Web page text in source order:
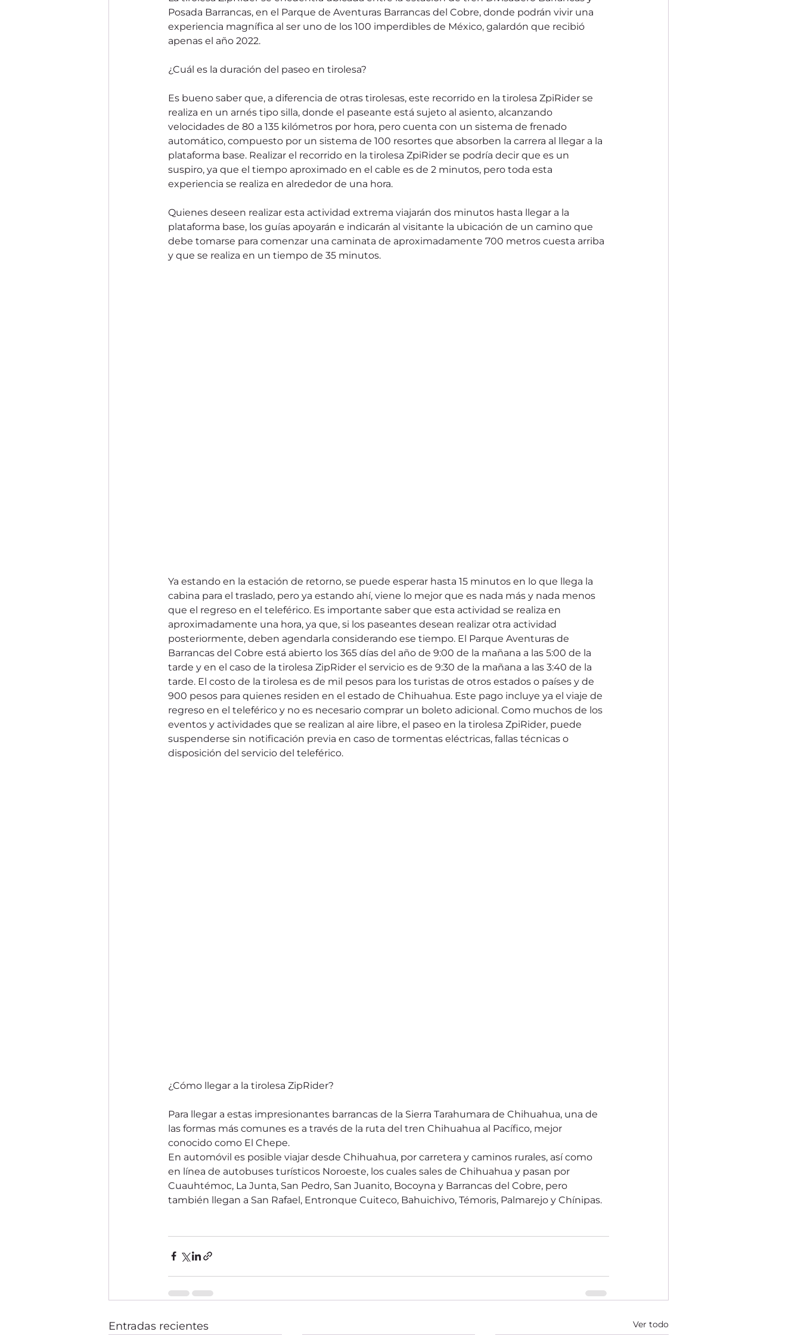
Posada Barrancas, en el Parque de Aventuras Barrancas del Cobre, donde podrán vivir una
experiencia magnífica al ser uno de los 100 imperdibles de México, galardón que recibió
apenas el año 2022.
¿Cuál es la duración del paseo en tirolesa?
Es bueno saber que, a diferencia de otras tirolesas, este recorrido en la tirolesa ZpiRider se
realiza en un arnés tipo silla, donde el paseante está sujeto al asiento, alcanzando
velocidades de 80 a 135 kilómetros por hora, pero cuenta con un sistema de frenado
automático, compuesto por un sistema de 100 resortes que absorben la carrera al llegar a la
plataforma base. Realizar el recorrido en la tirolesa ZpiRider se podría decir que es un
suspiro, ya que el tiempo aproximado en el cable es de 2 minutos, pero toda esta
experiencia se realiza en alrededor de una hora.
Quienes deseen realizar esta actividad extrema viajarán dos minutos hasta llegar a la
plataforma base, los guías apoyarán e indicarán al visitante la ubicación de un camino que
debe tomarse para comenzar una caminata de aproximadamente 700 metros cuesta arriba
y que se realiza en un tiempo de 35 minutos.
Ya estando en la estación de retorno, se puede esperar hasta 15 minutos en lo que llega la
cabina para el traslado, pero ya estando ahí, viene lo mejor que es nada más y nada menos
que el regreso en el teleférico. Es importante saber que esta actividad se realiza en
aproximadamente una hora, ya que, si los paseantes desean realizar otra actividad
posteriormente, deben agendarla considerando ese tiempo. El Parque Aventuras de
Barrancas del Cobre está abierto los 365 días del año de 9:00 de la mañana a las 5:00 de la
tarde y en el caso de la tirolesa ZipRider el servicio es de 9:30 de la mañana a las 3:40 de la
tarde. El costo de la tirolesa es de mil pesos para los turistas de otros estados o países y de
900 pesos para quienes residen en el estado de Chihuahua. Este pago incluye ya el viaje de
regreso en el teleférico y no es necesario comprar un boleto adicional. Como muchos de los
eventos y actividades que se realizan al aire libre, el paseo en la tirolesa ZpiRider, puede
suspenderse sin notificación previa en caso de tormentas eléctricas, fallas técnicas o
disposición del servicio del teleférico.
¿Cómo llegar a la tirolesa ZipRider?
Para llegar a estas impresionantes barrancas de la Sierra Tarahumara de Chihuahua, una de
las formas más comunes es a través de la ruta del tren Chihuahua al Pacífico, mejor
conocido como El Chepe.
En automóvil es posible viajar desde Chihuahua, por carretera y caminos rurales, así como
en línea de autobuses turísticos Noroeste, los cuales sales de Chihuahua y pasan por
Cuauhtémoc, La Junta, San Pedro, San Juanito, Bocoyna y Barrancas del Cobre, pero
también llegan a San Rafael, Entronque Cuiteco, Bahuichivo, Témoris, Palmarejo y Chínipas.
Entradas recientes Ver todo